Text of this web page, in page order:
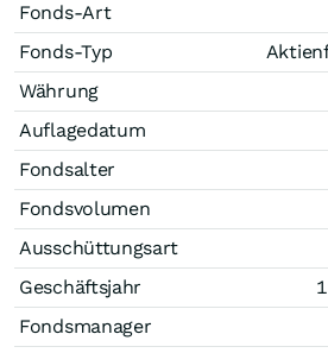
Fonds-Art
Fonds-Typ
Währung
Auflagedatum
Fondsalter
Fondsvolumen
Ausschüttungsart
Geschäftsjahr
Fondsmanager